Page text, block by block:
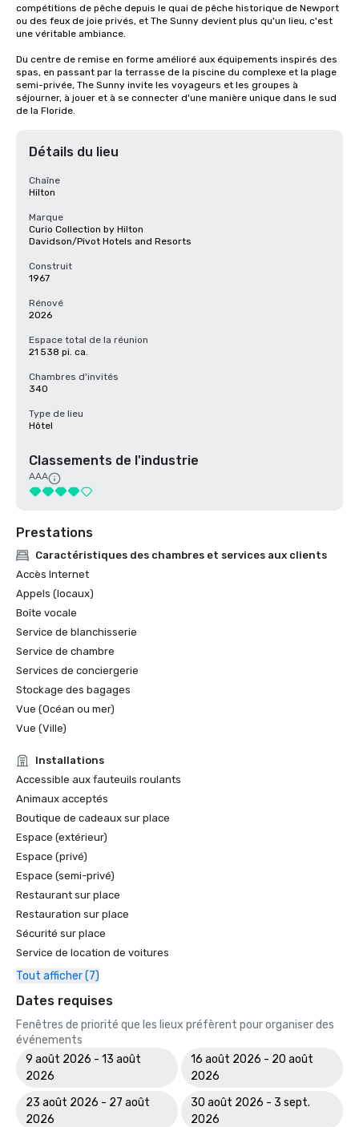
compétitions de pêche depuis le quai de pêche historique de Newport
ou des feux de joie privés, et The Sunny devient plus qu'un lieu, c'est
une véritable ambiance.
Du centre de remise en forme amélioré aux équipements inspirés des
spas, en passant par la terrasse de la piscine du complexe et la plage
semi-privée, The Sunny invite les voyageurs et les groupes à
séjourner, à jouer et à se connecter d'une manière unique dans le sud
de la Floride.
Détails du lieu
Chaîne
Hilton
Marque
Curio Collection by Hilton
Davidson/Pivot Hotels and Resorts
Construit
1967
Rénové
2026
Espace total de la réunion
21 538 pi. ca.
Chambres d'invités
340
Type de lieu
Hôtel
Classements de l'industrie
AAA
Prestations
Caractéristiques des chambres et services aux clients
Accès Internet
Appels (locaux)
Boîte vocale
Service de blanchisserie
Service de chambre
Services de conciergerie
Stockage des bagages
Vue (Océan ou mer)
Vue (Ville)
Installations
Accessible aux fauteuils roulants
Animaux acceptés
Boutique de cadeaux sur place
Espace (extérieur)
Espace (privé)
Espace (semi-privé)
Restaurant sur place
Restauration sur place
Sécurité sur place
Service de location de voitures
Tout afficher (7)
Dates requises
Fenêtres de priorité que les lieux préfèrent pour organiser des
événements
9 août 2026 - 13 août
2026
16 août 2026 - 20 août
2026
23 août 2026 - 27 août
2026
30 août 2026 - 3 sept.
2026